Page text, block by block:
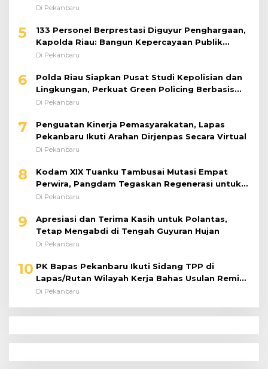
Doktrin TNI AD
Di Pekanbaru
5
133 Personel Berprestasi Diguyur Penghargaan,
Kapolda Riau: Bangun Kepercayaan Publik
dengan Karya Nyata
Di Pekanbaru
6
Polda Riau Siapkan Pusat Studi Kepolisian dan
Lingkungan, Perkuat Green Policing Berbasis
Riset
Di Pekanbaru
7
Penguatan Kinerja Pemasyarakatan, Lapas
Pekanbaru Ikuti Arahan Dirjenpas Secara Virtual
Di Pekanbaru
8
Kodam XIX Tuanku Tambusai Mutasi Empat
Perwira, Pangdam Tegaskan Regenerasi untuk
Perkuat Kinerja Satuan
Di Pekanbaru
9
Apresiasi dan Terima Kasih untuk Polantas,
Tetap Mengabdi di Tengah Guyuran Hujan
Di Pekanbaru
10 PK Bapas Pekanbaru Ikuti Sidang TPP di
Lapas/Rutan Wilayah Kerja Bahas Usulan Remisi
Umum Jelang Hari Kemerdekaan
Di Pekanbaru